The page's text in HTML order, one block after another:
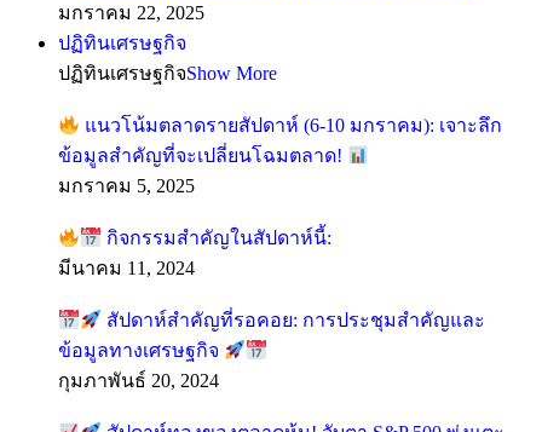
มกราคม 22, 2025
ปฏิทินเศรษฐกิจ
ปฏิทินเศรษฐกิจShow More
แนวโน้มตลาดรายสัปดาห์ (6-10 มกราคม): เจาะลึก
ข้อมูลสำคัญที่จะเปลี่ยนโฉมตลาด!
มกราคม 5, 2025
กิจกรรมสำคัญในสัปดาห์นี้:
มีนาคม 11, 2024
สัปดาห์สำคัญที่รอคอย: การประชุมสำคัญและ
ข้อมูลทางเศรษฐกิจ
กุมภาพันธ์ 20, 2024